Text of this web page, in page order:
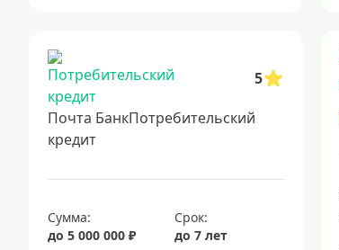
5
Почта БанкПотребительский
кредит
Сумма:
до 5 000 000 ₽
Срок:
до 7 лет